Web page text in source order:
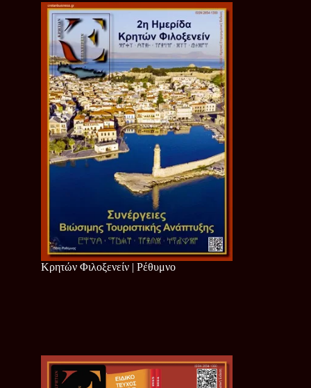
Κρητών Φιλοξενείν | Ρέθυμνο